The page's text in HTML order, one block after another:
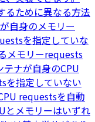
るために異なる方法
自身のメモリー
を指定していな
メモリーrequests
ナが自身のCPU
を指定していない
requestsを自動
とメモリーはいずれ